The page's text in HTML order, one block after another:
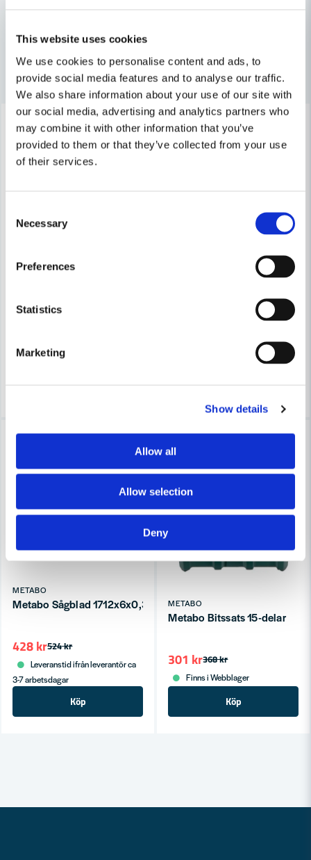
This website uses cookies
We use cookies to personalise content and ads, to
provide social media features and to analyse our traffic.
We also share information about your use of our site with
our social media, advertising and analytics partners who
may combine it with other information that you’ve
provided to them or that they’ve collected from your use
of their services.
Selection
Necessary
Preferences
Statistics
Marketing
Show details
Allow all
Allow selection
Deny
email
Mejladress
Ja, ni får publicera min fråga
Andra produkter i kategorin
METABO
Leveranstid ifrån leverantör ca
3-7 arbetsdagar
-18%
Metabo Verktygsset 55-delar
Lagerrensning upp till
40%
METABO
Metabo Sågblad 1712x6x0,36 A4
524 kr
428 kr
Leveranstid ifrån leverantör ca
3-7 arbetsdagar
Köp
-18%
METABO
Metabo Bitssats 15-delar
368 kr
301 kr
Finns i Webblager
Köp
-18%